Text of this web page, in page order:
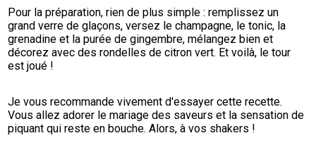
Pour la préparation, rien de plus simple : remplissez un
grand verre de glaçons, versez le champagne, le tonic, la
grenadine et la purée de gingembre, mélangez bien et
décorez avec des rondelles de citron vert. Et voilà, le tour
est joué !
Je vous recommande vivement d'essayer cette recette.
Vous allez adorer le mariage des saveurs et la sensation de
piquant qui reste en bouche. Alors, à vos shakers !